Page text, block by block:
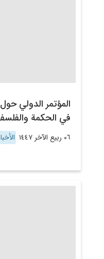
المؤتمر الدولي
في الحكمة
٠٦ ربيع الآخر ١٤٤٧